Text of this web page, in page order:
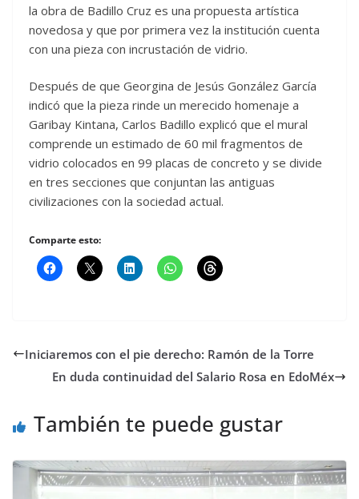
la obra de Badillo Cruz es una propuesta artística
novedosa y que por primera vez la institución cuenta
con una pieza con incrustación de vidrio.
Después de que Georgina de Jesús González García
indicó que la pieza rinde un merecido homenaje a
Garibay Kintana, Carlos Badillo explicó que el mural
comprende un estimado de 60 mil fragmentos de
vidrio colocados en 99 placas de concreto y se divide
en tres secciones que conjuntan las antiguas
civilizaciones con la sociedad actual.
Comparte esto:
Iniciaremos con el pie derecho: Ramón de la Torre
En duda continuidad del Salario Rosa en EdoMéx
También te puede gustar